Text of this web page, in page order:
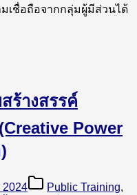
เชื่อถือจากกลุ่มผู้มีส่วนได้
ร้างสรรค์
Power
2024 Public Training,